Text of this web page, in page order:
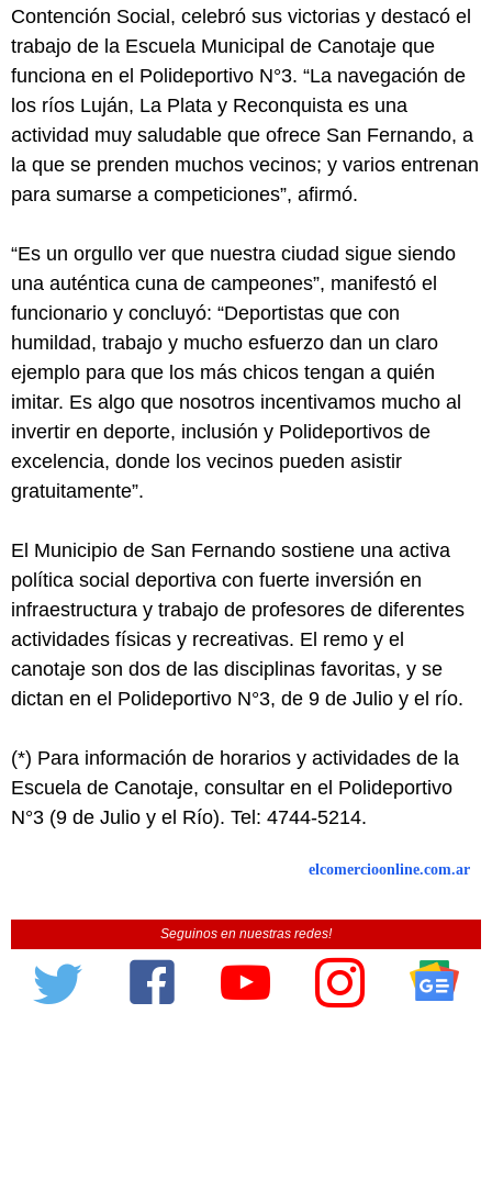
Contención Social, celebró sus victorias y destacó el
trabajo de la Escuela Municipal de Canotaje que
funciona en el Polideportivo N°3. “La navegación de
los ríos Luján, La Plata y Reconquista es una
actividad muy saludable que ofrece San Fernando, a
la que se prenden muchos vecinos; y varios entrenan
para sumarse a competiciones”, afirmó.
“Es un orgullo ver que nuestra ciudad sigue siendo
una auténtica cuna de campeones”, manifestó el
funcionario y concluyó: “Deportistas que con
humildad, trabajo y mucho esfuerzo dan un claro
ejemplo para que los más chicos tengan a quién
imitar. Es algo que nosotros incentivamos mucho al
invertir en deporte, inclusión y Polideportivos de
excelencia, donde los vecinos pueden asistir
gratuitamente”.
El Municipio de San Fernando sostiene una activa
política social deportiva con fuerte inversión en
infraestructura y trabajo de profesores de diferentes
actividades físicas y recreativas. El remo y el
canotaje son dos de las disciplinas favoritas, y se
dictan en el Polideportivo N°3, de 9 de Julio y el río.
(*) Para información de horarios y actividades de la
Escuela de Canotaje, consultar en el Polideportivo
N°3 (9 de Julio y el Río). Tel: 4744-5214.
elcomercioonline.com.ar
Seguinos en nuestras redes!